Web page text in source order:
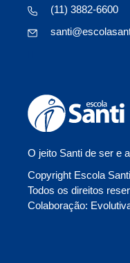
O jeito Santi de ser e
Copyright Escola
Todos os direitos
Colaboração:
(11) 3882-6600